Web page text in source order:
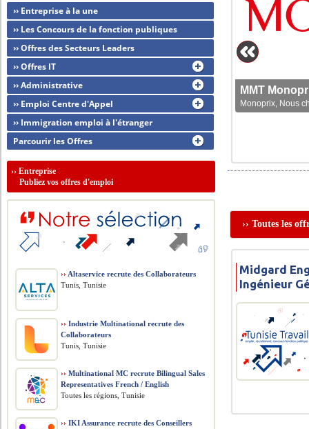
MMT
Monoprix, Nous
›› Toutes les
Midgard
Ingénieur
›› Entreprise à la une
›› Les Concours de la fonction publiques
›› Offres des Secteurs Leaders
›› Offres IT
›› Administrative
›› Emploi Centre d'Appel
›› Immigration emploi à l'étranger
Parcourir les Offres
››Entreprise
Publiez vos offres d'emploi
›› Altaservice recrute des Collaborateurs
Tunis, Tunisie
›› Industrie Multinational recrute des
Collaborateurs
Tunis, Tunisie
›› Multinational MC recrute Bilingual Sales
Representatives French / English
Toutes les régions, Tunisie
›› IKI Assurance recrute des Conseillers